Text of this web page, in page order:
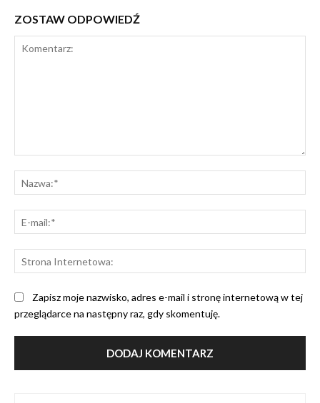
ZOSTAW ODPOWIEDŹ
Zapisz moje nazwisko, adres e-mail i stronę internetową w tej
przeglądarce na następny raz, gdy skomentuję.